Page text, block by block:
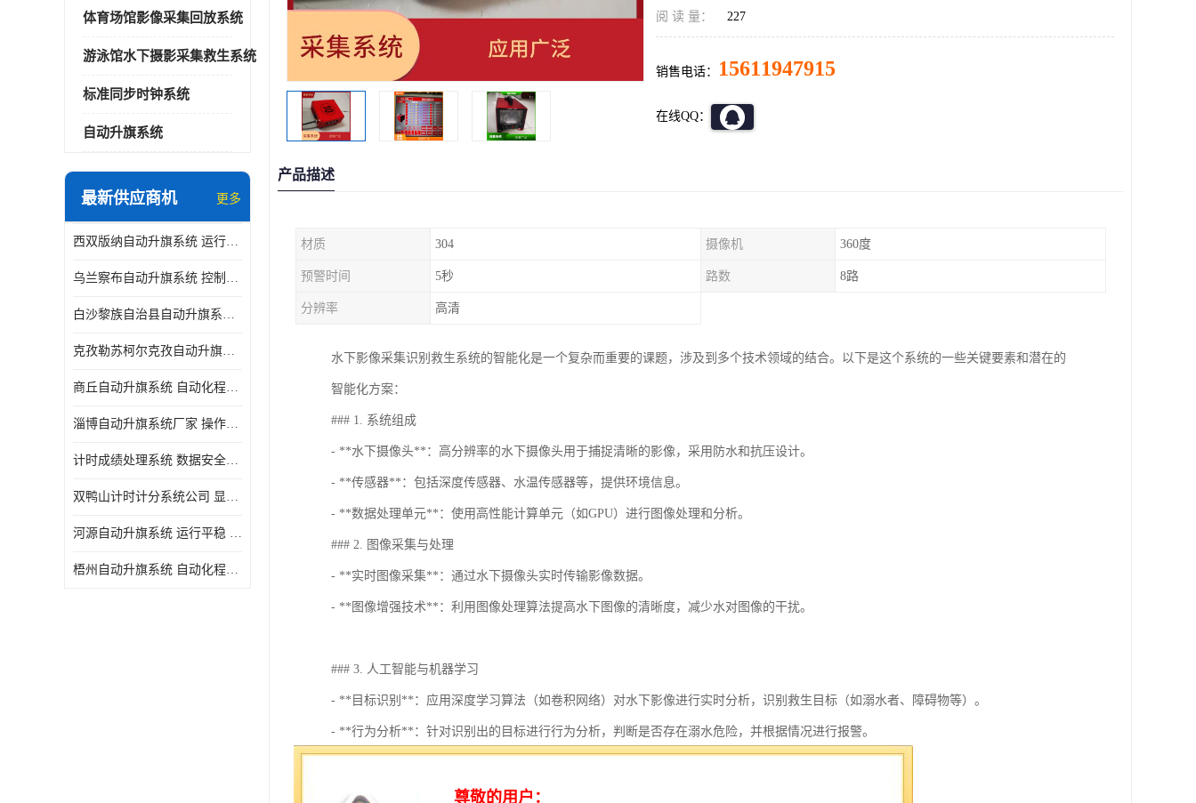
体育场馆影像采集回放系统
游泳馆水下摄影采集救生系统
标准同步时钟系统
自动升旗系统
最新供应商机 更多
西双版纳自动升旗系统 运行平稳 功能强大
乌兰察布自动升旗系统 控制灵活 设计简单 灵活 提高工作效率
白沙黎族自治县自动升旗系统 操作简单 提高工作效率 安装简单
克孜勒苏柯尔克孜自动升旗系统 运行平稳 安装简单
商丘自动升旗系统 自动化程度高 提高工作效率
淄博自动升旗系统厂家 操作简单 提高工作效率
计时成绩处理系统 数据安全稳定准确 提升场馆形象 操作简便
双鸭山计时计分系统公司 显示效果好 提升场馆形象
河源自动升旗系统 运行平稳 设计简单 灵活
梧州自动升旗系统 自动化程度高 性价比高
阅 读 量： 227
销售电话： 15611947915
在线QQ：
产品描述
材质 304 摄像机 360度
预警时间 5秒 路数 8路
分辨率 高清
水下影像采集识别救生系统的智能化是一个复杂而重要的课题，涉及到多个技术领域的结合。以下是这个系统的一些关键要素和潜在的
智能化方案：
### 1. 系统组成
- **水下摄像头**：高分辨率的水下摄像头用于捕捉清晰的影像，采用防水和抗压设计。
- **传感器**：包括深度传感器、水温传感器等，提供环境信息。
- **数据处理单元**：使用高性能计算单元（如GPU）进行图像处理和分析。
### 2. 图像采集与处理
- **实时图像采集**：通过水下摄像头实时传输影像数据。
- **图像增强技术**：利用图像处理算法提高水下图像的清晰度，减少水对图像的干扰。
### 3. 人工智能与机器学习
- **目标识别**：应用深度学习算法（如卷积网络）对水下影像进行实时分析，识别救生目标（如溺水者、障碍物等）。
- **行为分析**：针对识别出的目标进行行为分析，判断是否存在溺水危险，并根据情况进行报警。
- **自动报警系统**：一旦识别到紧急情况，系统可自动发送警报给救护人员或相关机构。